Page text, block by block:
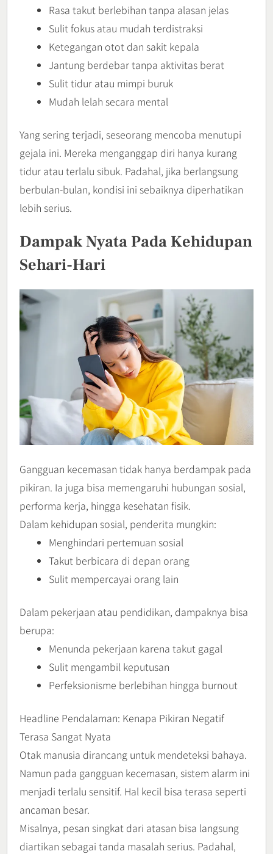
Rasa takut berlebihan tanpa alasan jelas
Sulit fokus atau mudah terdistraksi
Ketegangan otot dan sakit kepala
Jantung berdebar tanpa aktivitas berat
Sulit tidur atau mimpi buruk
Mudah lelah secara mental
Yang sering terjadi, seseorang mencoba menutupi
gejala ini. Mereka menganggap diri hanya kurang
tidur atau terlalu sibuk. Padahal, jika berlangsung
berbulan-bulan, kondisi ini sebaiknya diperhatikan
lebih serius.
Dampak Nyata Pada Kehidupan
Sehari-Hari
Gangguan kecemasan tidak hanya berdampak pada
pikiran. Ia juga bisa memengaruhi hubungan sosial,
performa kerja, hingga kesehatan fisik.
Dalam kehidupan sosial, penderita mungkin:
Menghindari pertemuan sosial
Takut berbicara di depan orang
Sulit mempercayai orang lain
Dalam pekerjaan atau pendidikan, dampaknya bisa
berupa:
Menunda pekerjaan karena takut gagal
Sulit mengambil keputusan
Perfeksionisme berlebihan hingga burnout
Headline Pendalaman: Kenapa Pikiran Negatif
Terasa Sangat Nyata
Otak manusia dirancang untuk mendeteksi bahaya.
Namun pada gangguan kecemasan, sistem alarm ini
menjadi terlalu sensitif. Hal kecil bisa terasa seperti
ancaman besar.
Misalnya, pesan singkat dari atasan bisa langsung
diartikan sebagai tanda masalah serius. Padahal,